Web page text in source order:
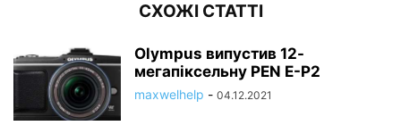
СХОЖІ СТАТТІ
Olympus випустив 12-
мегапіксельну PEN E-P2
maxwelhelp - 04.12.2021